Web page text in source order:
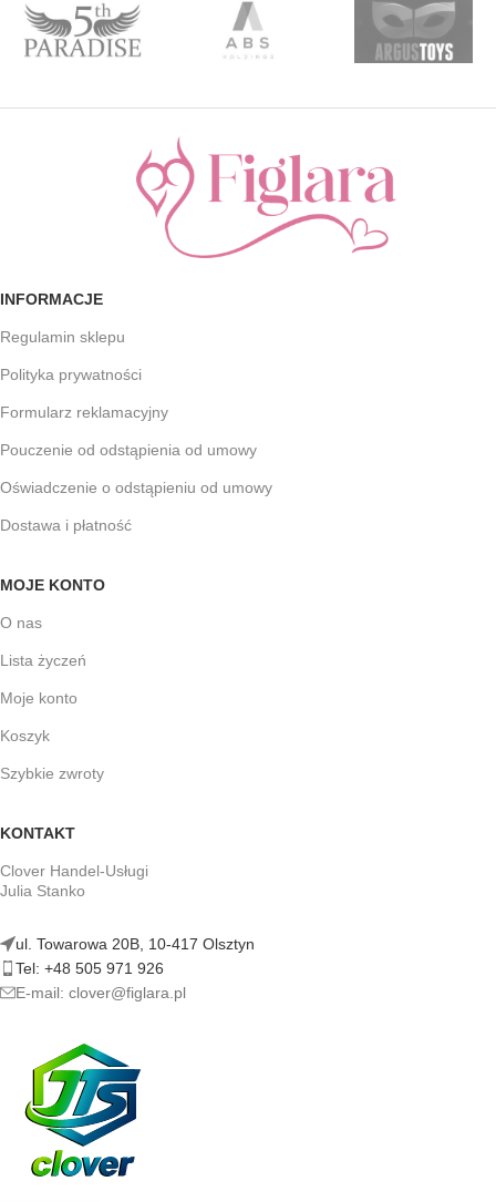
INFORMACJE
Regulamin sklepu
Polityka prywatności
Formularz reklamacyjny
Pouczenie od odstąpienia od umowy
Oświadczenie o odstąpieniu od umowy
Dostawa i płatność
MOJE KONTO
O nas
Lista życzeń
Moje konto
Koszyk
Szybkie zwroty
KONTAKT
Clover Handel-Usługi
Julia Stanko
ul. Towarowa 20B, 10-417 Olsztyn
Tel: +48 505 971 926
E-mail: clover@figlara.pl